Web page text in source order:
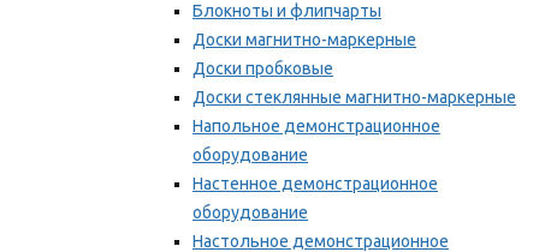
Блокноты и флипчарты
Доски магнитно-маркерные
Доски пробковые
Доски стеклянные магнитно-маркерные
Напольное демонстрационное
оборудование
Настенное демонстрационное
оборудование
Настольное демонстрационное